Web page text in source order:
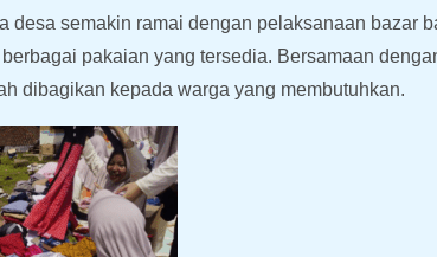
desa semakin ramai dengan pelaksanaan bazar
pakaian yang tersedia. Bersamaan
dibagikan kepada warga yang membutuhkan.